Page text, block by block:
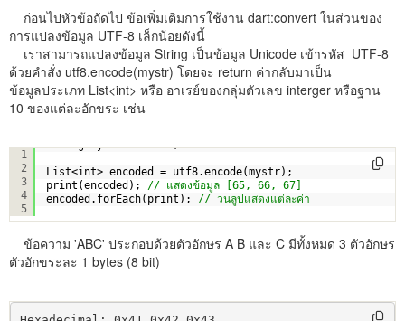
ก่อนไปหัวข้อถัดไป ข้อเพิ่มเติมการใช้งาน dart:convert ในส่วนของ
การแปลงข้อมูล UTF-8 เล็กน้อยดังนี้
เราสามารถแปลงข้อมูล String เป็นข้อมูล Unicode เข้ารหัส UTF-8
ด้วยคำสั่ง utf8.encode(mystr) โดยจะ return ค่ากลับมาเป็น
ข้อมูลประเภท List<int> หรือ อาเรย์ของกลุ่มตัวเลข interger หรือฐาน
10 ของแต่ละอักขระ เช่น
1
2
3
4
5
String mystr = 'ABC';
List<int> encoded = utf8.encode(mystr);
print(encoded); // แสดงข้อมูล [65, 66, 67]
encoded.forEach(print); // วนลูปแสดงแต่ละค่า
ข้อความ 'ABC' ประกอบด้วยตัวอักษร A B และ C มีทั้งหมด 3 ตัวอักษร
ตัวอักขระละ 1 bytes (8 bit)